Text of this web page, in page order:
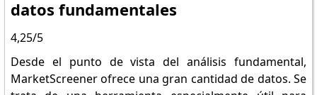
datos fundamentales
4,25/5
Desde el punto de vista del análisis fundamental,
MarketScreener ofrece una gran cantidad de datos. Se